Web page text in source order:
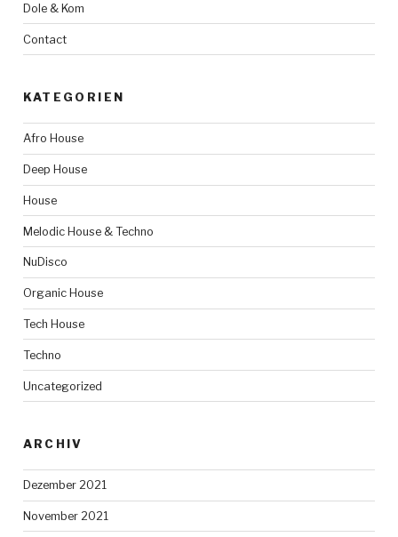
Dole & Kom
Contact
KATEGORIEN
Afro House
Deep House
House
Melodic House & Techno
NuDisco
Organic House
Tech House
Techno
Uncategorized
ARCHIV
Dezember 2021
November 2021